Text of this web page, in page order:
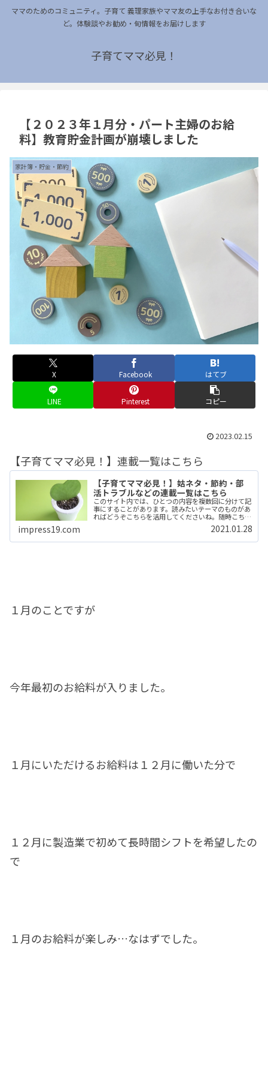
ママのためのコミュニティ。子育て 義理家族やママ友の上手なお付き合いな
ど。体験談やお勧め・旬情報をお届けします
子育てママ必見！
【２０２３年１月分・パート主婦のお給
料】教育貯金計画が崩壊しました
家計簿・貯金・節約
X Facebook はてブ
LINE Pinterest コピー
2023.02.15
【子育てママ必見！】連載一覧はこちら
【子育てママ必見！】姑ネタ・節約・部
活トラブルなどの連載一覧はこちら
このサイト内では、ひとつの内容を複数回に分けて記
事にすることがあります。読みたいテーマのものがあ
ればどうぞこちらを活用してくださいね。随時こちら
impress19.com 2021.01.28
１月のことですが
今年最初のお給料が入りました。
１月にいただけるお給料は１２月に働いた分で
１２月に製造業で初めて長時間シフトを希望したの
で
１月のお給料が楽しみ…なはずでした。